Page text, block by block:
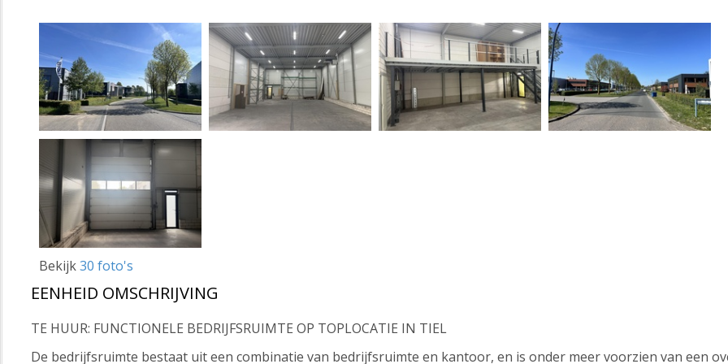
Bekijk30 foto's
EENHEID OMSCHRIJVING
TE HUUR: FUNCTIONELE BEDRIJFSRUIMTE OP TOPLOCATIE IN TIEL
De bedrijfsruimte bestaat uit een combinatie van bedrijfsruimte en kantoor, en is onder meer voorzien van een